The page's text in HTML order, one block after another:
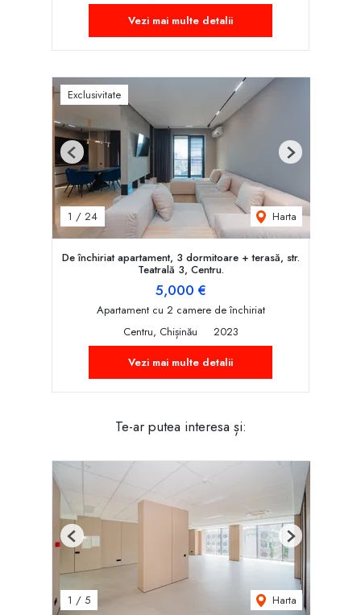
Vezi mai multe detalii
Exclusivitate
1 / 24 Harta
Previous Next
De închiriat apartament, 3 dormitoare + terasă, str.
Teatrală 3, Centru.
5,000 €
Apartament cu 2 camere de închiriat
Centru, Chișinău
2023
Vezi mai multe detalii
Te-ar putea interesa și:
1 / 5 Harta
Previous Next